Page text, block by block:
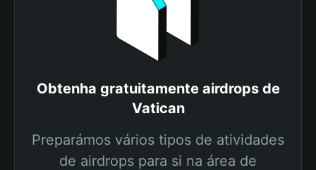
Obtenha gratuitamente airdrops de
Vatican
Preparámos vários tipos de atividades
de airdrops para si na área de